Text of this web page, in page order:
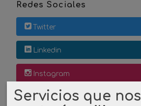
Redes Sociales
Twitter
Linkedin
Instagram
Facebook
Servicios que nos